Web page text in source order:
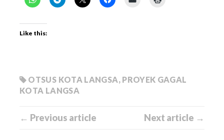
Like this:
OTSUS KOTA LANGSA, PROYEK GAGAL
KOTA LANGSA
← Previous article Next article →